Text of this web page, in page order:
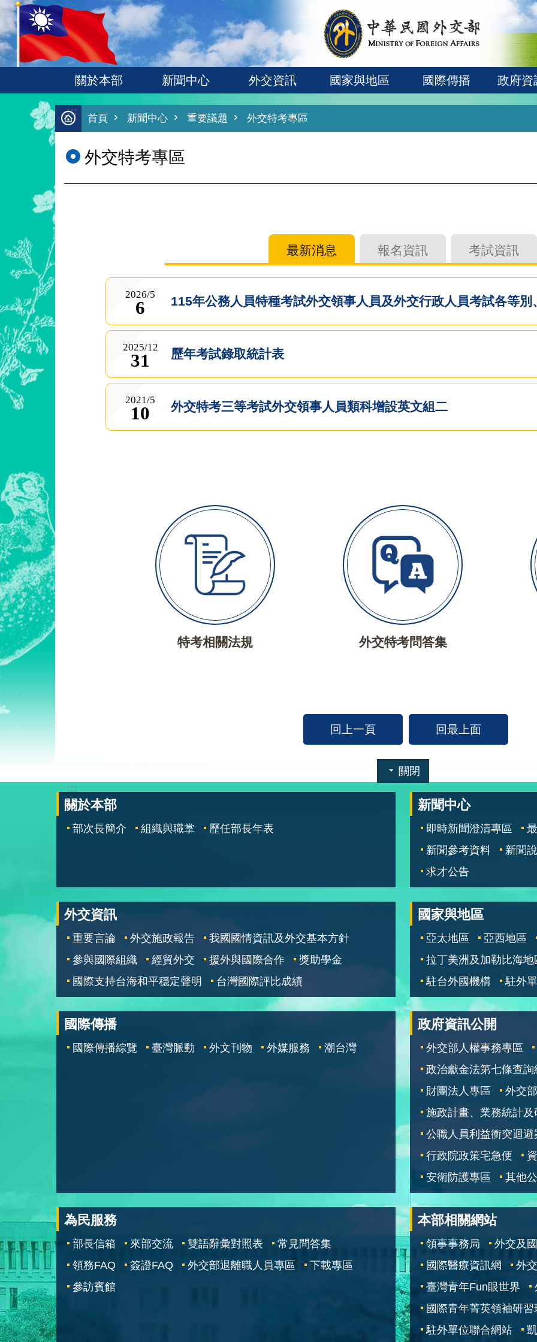
跳到主要內容區塊
:::
關於本部 新聞中心 外交資訊 國家與地區 國際傳播 政府資
:::
首頁 新聞中心 重要議題 外交特考專區
外交特考專區
最新消息 報名資訊 考試資訊
2026/5
6 115年公務人員特種考試外交領事人員及外交行政人員考試各等
2025/12
31 歷年考試錄取統計表
2021/5
10 外交特考三等考試外交領事人員類科增設英文組二
特考相關法規 外交特考問答集
回上一頁 回最上面
關閉
:::
關於本部
部次長簡介 組織與職掌 歷任部長年表
新聞中心
即時新聞澄清專區
新聞參考資料
新聞
求才公告
外交資訊
重要言論 外交施政報告
我國國情資訊及外交基本方針
參與國際組織
經貿外交 援外與國際合作
獎助學金
國際支持台海和平穩定聲明
台灣國際評比成績
國家與地區
亞太地區
亞西地區
拉丁美洲及加勒比海地
駐台外國機構
駐外
國際傳播
國際傳播綜覽 臺灣脈動 外文刊物 外媒服務 潮台灣
政府資訊公開
外交部人權事務專區
政治獻金法第七條查詢
財團法人專區
外交
施政計畫、業務統計及
公職人員利益衝突迴
行政院政策宅急便
安衛防護專區
其他
為民服務
部長信箱 來部交流 雙語辭彙對照表
常見問答集
領務FAQ
簽證FAQ 外交部退離職人員專區
下載專區
參訪賓館
本部相關網站
領事事務局
外交及
國際醫療資訊網
外
臺灣青年Fun眼世界
國際青年菁英領袖研習
駐外單位聯合網站